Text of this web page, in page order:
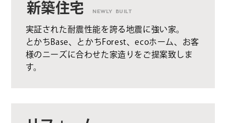
新築住宅 NEWLY BUILT
実証された耐震性能を誇る地震に強い家。
とかちBase、とかちForest、ecoホーム、お客
様のニーズに合わせた家造りをご提案致しま
す。